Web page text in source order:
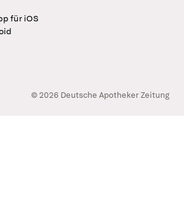
für iOS
© 2026 Deutsche Apotheker Zeitung